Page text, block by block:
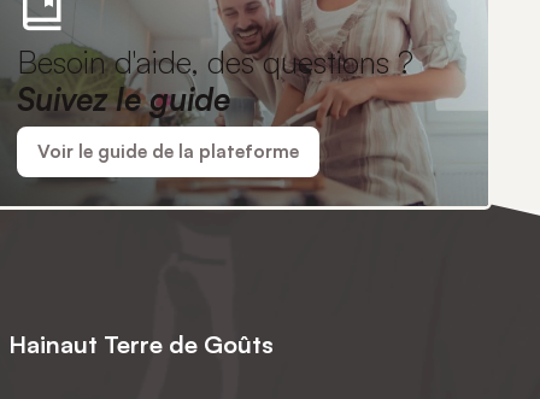
Besoin d'aide, des questions ?
Suivez le guide
Voir le guide de la plateforme
Hainaut Terre de Goûts